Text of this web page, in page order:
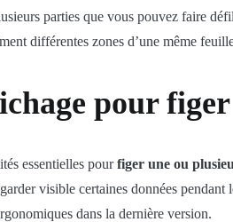
parties que vous pouvez faire
différentes zones d’une même
pour figer
essentielles pourfiger une ou
visible certaines données
dans la dernière version.